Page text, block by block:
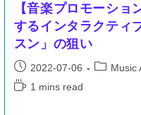
【音楽プロモーショ
するインタラクティ
スン」の狙い
2022-07-06 Music
1 mins read